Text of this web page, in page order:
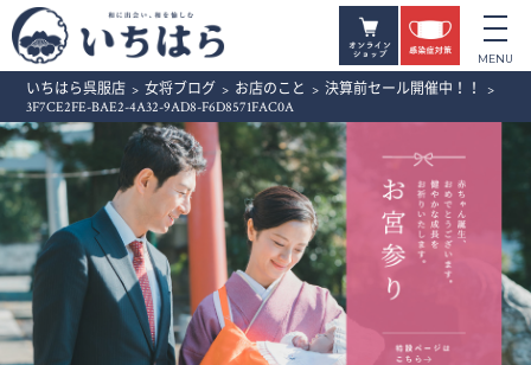
いちはら呉服店 > 女将ブログ > お店のこと > 決算前セール開催中！！
>
3F7CE2FE-BAE2-4A32-9AD8-F6D8571FAC0A